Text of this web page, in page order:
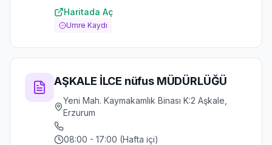
Haritada Aç
Umre Kaydı
AŞKALE İLCE nüfus MÜDÜRLÜĞÜ
Yeni Mah. Kaymakamlık Binası K:2 Aşkale,
Erzurum
08:00 - 17:00 (Hafta içi)